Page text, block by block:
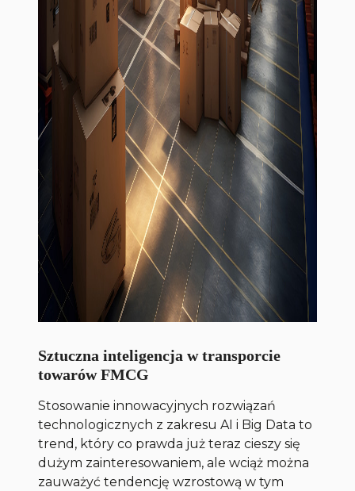
Sztuczna inteligencja w transporcie
towarów FMCG
Stosowanie innowacyjnych rozwiązań
technologicznych z zakresu AI i Big Data to
trend, który co prawda już teraz cieszy się
dużym zainteresowaniem, ale wciąż można
zauważyć tendencję wzrostową w tym